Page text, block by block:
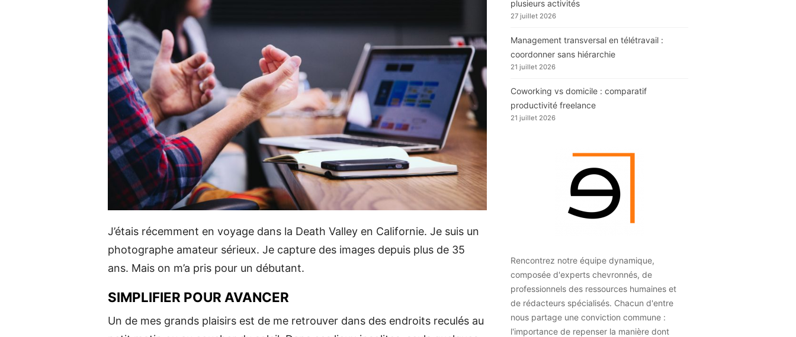
J’étais récemment en voyage dans la Death Valley en Californie. Je suis un
photographe amateur sérieux. Je capture des images depuis plus de 35
ans. Mais on m’a pris pour un débutant.
SIMPLIFIER POUR AVANCER
Un de mes grands plaisirs est de me retrouver dans des endroits reculés au
plusieurs activités
27 juillet 2026
Management transversal en télétravail :
coordonner sans hiérarchie
21 juillet 2026
Coworking vs domicile : comparatif
productivité freelance
21 juillet 2026
Rencontrez notre équipe dynamique,
composée d'experts chevronnés, de
professionnels des ressources humaines et
de rédacteurs spécialisés. Chacun d'entre
nous partage une conviction commune :
l'importance de repenser la manière dont